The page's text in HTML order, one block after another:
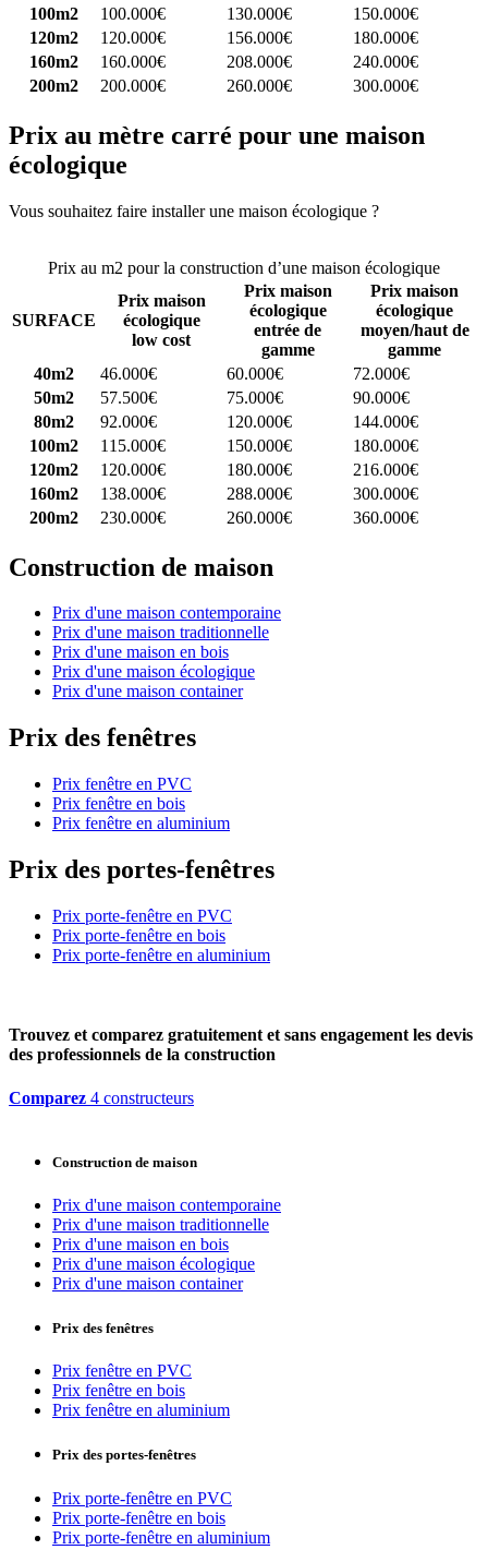
100m2
100.000€ 130.000€
150.000€
120m2
120.000€ 156.000€
180.000€
160m2
160.000€ 208.000€
240.000€
200m2
200.000€ 260.000€ 300.000€
Prix au mètre carré pour une maison
écologique
Vous souhaitez faire installer une maison écologique ?
Prix au m2 pour la construction d’une maison écologique
SURFACE
Prix maison
écologique
low cost
Prix maison
écologique
entrée de
gamme
Prix maison
écologique
moyen/haut de
gamme
40m2
46.000€ 60.000€
72.000€
50m2
57.500€ 75.000€
90.000€
80m2
92.000€ 120.000€
144.000€
100m2
115.000€ 150.000€
180.000€
120m2
120.000€ 180.000€
216.000€
160m2
138.000€ 288.000€
300.000€
200m2
230.000€ 260.000€ 360.000€
Construction de maison
Prix d'une maison contemporaine
Prix d'une maison traditionnelle
Prix d'une maison en bois
Prix d'une maison écologique
Prix d'une maison container
Prix des fenêtres
Prix fenêtre en PVC
Prix fenêtre en bois
Prix fenêtre en aluminium
Prix des portes-fenêtres
Prix porte-fenêtre en PVC
Prix porte-fenêtre en bois
Prix porte-fenêtre en aluminium
Trouvez et comparez gratuitement et sans engagement les devis
des professionnels de la construction
Comparez 4 constructeurs
Construction de maison
Prix d'une maison contemporaine
Prix d'une maison traditionnelle
Prix d'une maison en bois
Prix d'une maison écologique
Prix d'une maison container
Prix des fenêtres
Prix fenêtre en PVC
Prix fenêtre en bois
Prix fenêtre en aluminium
Prix des portes-fenêtres
Prix porte-fenêtre en PVC
Prix porte-fenêtre en bois
Prix porte-fenêtre en aluminium